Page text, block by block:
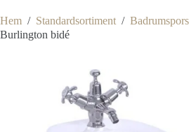
Hem / Standardsortiment /
Burlington bidé